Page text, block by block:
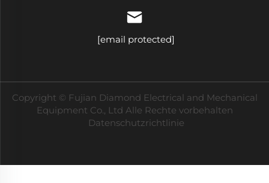
[email protected]
Copyright © Fujian Diamond Electrical and Mechanical
Equipment Co., Ltd Alle Rechte vorbehalten
Datenschutzrichtlinie